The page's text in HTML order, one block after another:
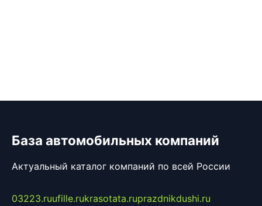
База автомобильных компаний
Актуальный каталог компаний по всей России
03223.ruufille.rukrasotata.ruprazdnikdushi.ru